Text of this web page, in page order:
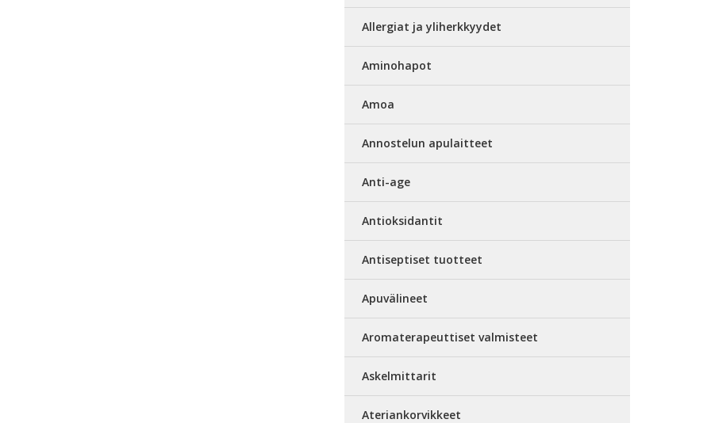
Allergiat ja yliherkkyydet
Aminohapot
Amoa
Annostelun apulaitteet
Anti-age
Antioksidantit
Antiseptiset tuotteet
Apuvälineet
Aromaterapeuttiset valmisteet
Askelmittarit
Ateriankorvikkeet